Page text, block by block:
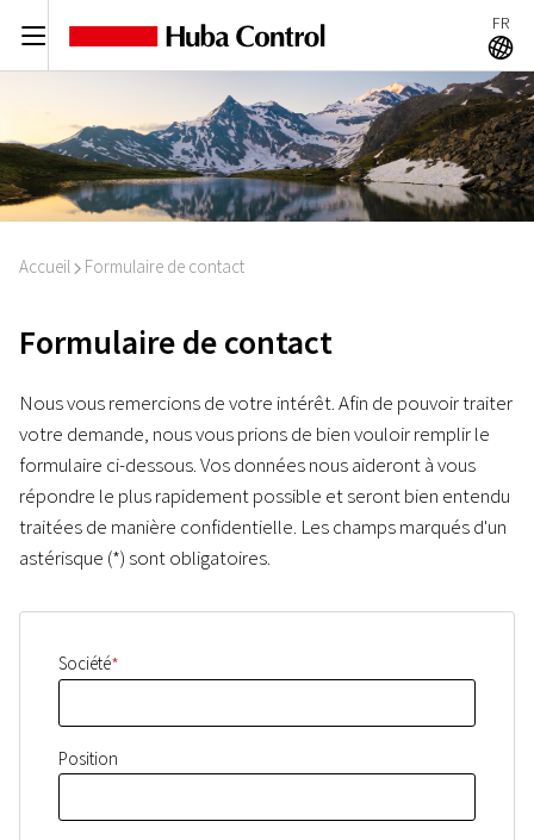
C FR
A
Accueil I Formulaire de contact
Formulaire de contact
Nous vous remercions de votre intérêt. Afin de pouvoir traiter
votre demande, nous vous prions de bien vouloir remplir le
formulaire ci-dessous. Vos données nous aideront à vous
répondre le plus rapidement possible et seront bien entendu
traitées de manière confidentielle. Les champs marqués d'un
astérisque (*) sont obligatoires.
Société*
Position